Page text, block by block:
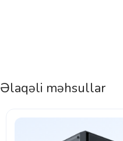
Əlaqəli məhsullar